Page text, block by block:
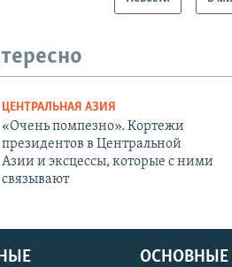
ЦЕНТРАЛЬНАЯ АЗИЯ
«Очень помпезно». Кортежи
президентов в Центральной
Азии и эксцессы, которые с ними
связывают
ОСНОВНЫЕ